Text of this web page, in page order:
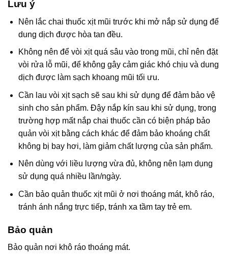
Lưu ý
Nên lắc chai thuốc xịt mũi trước khi mở nắp sử dụng để
dung dịch được hòa tan đều.
Không nên để vòi xịt quá sâu vào trong mũi, chỉ nên đặt
vòi rửa lỗ mũi, để không gây cảm giác khó chịu và dung
dịch được làm sạch khoang mũi tối ưu.
Cần lau vòi xịt sạch sẽ sau khi sử dụng để đảm bảo vệ
sinh cho sản phẩm. Đậy nắp kín sau khi sử dụng, trong
trường hợp mất nắp chai thuốc cần có biện pháp bảo
quản vòi xịt bằng cách khác để đảm bảo khoáng chất
không bị bay hơi, làm giảm chất lượng của sản phẩm.
Nên dùng với liều lượng vừa đủ, không nên lạm dụng
sử dụng quá nhiều lần/ngày.
Cần bảo quản thuốc xịt mũi ở nơi thoáng mát, khô ráo,
tránh ánh nắng trực tiếp, tránh xa tầm tay trẻ em.
Bảo quản
Bảo quản nơi khô ráo thoáng mát.